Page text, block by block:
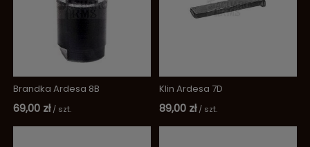
Brandka Ardesa 8B
69,00 zł / szt.
Klin Ardesa 7D
89,00 zł / szt.